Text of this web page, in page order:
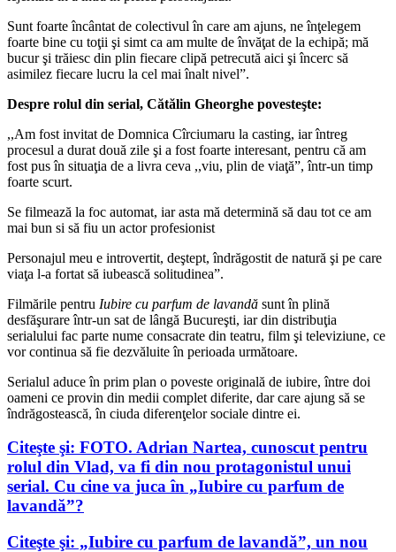
Sunt foarte încântat de colectivul în care am ajuns, ne înţelegem
foarte bine cu toţii şi simt ca am multe de învăţat de la echipă; mă
bucur şi trăiesc din plin fiecare clipă petrecută aici şi încerc să
asimilez fiecare lucru la cel mai înalt nivel”.
Despre rolul din serial, Cătălin Gheorghe povesteşte:
,,Am fost invitat de Domnica Cîrciumaru la casting, iar întreg
procesul a durat două zile şi a fost foarte interesant, pentru că am
fost pus în situaţia de a livra ceva ,,viu, plin de viaţă”, într-un timp
foarte scurt.
Se filmează la foc automat, iar asta mă determină să dau tot ce am
mai bun si să fiu un actor profesionist
Personajul meu e introvertit, deştept, îndrăgostit de natură şi pe care
viaţa l-a fortat să iubească solitudinea”.
Filmările pentru Iubire cu parfum de lavandă sunt în plină
desfăşurare într-un sat de lângă Bucureşti, iar din distribuţia
serialului fac parte nume consacrate din teatru, film şi televiziune, ce
vor continua să fie dezvăluite în perioada următoare.
Serialul aduce în prim plan o poveste originală de iubire, între doi
oameni ce provin din medii complet diferite, dar care ajung să se
îndrăgostească, în ciuda diferenţelor sociale dintre ei.
Citeşte şi: FOTO. Adrian Nartea, cunoscut pentru
rolul din Vlad, va fi din nou protagonistul unui
serial. Cu cine va juca în „Iubire cu parfum de
lavandă”?
Citeşte şi: „Iubire cu parfum de lavandă”, un nou